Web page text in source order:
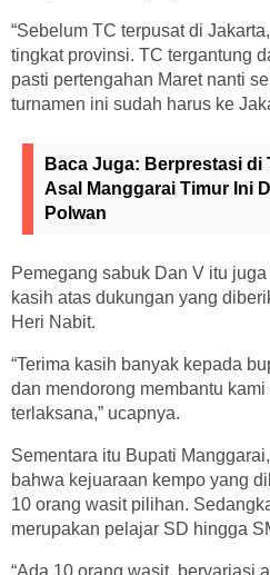
“Sebelum TC terpusat di
tingkat provinsi. TC tergantung
pasti pertengahan Maret nanti
turnamen ini sudah harus ke
Baca Juga: Berprestasi di
Asal Manggarai Timur Ini
Polwan
Pemegang sabuk Dan V itu
kasih atas dukungan yang
Heri Nabit.
“Terima kasih banyak kepada
dan mendorong membantu
terlaksana,” ucapnya.
Sementara itu Bupati
bahwa kejuaraan kempo yang
10 orang wasit pilihan.
merupakan pelajar SD hingga